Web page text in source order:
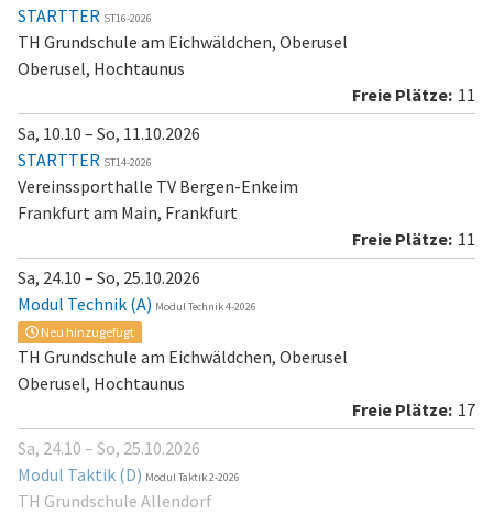
STARTTER ST16-2026
TH Grundschule am Eichwäldchen, Oberusel
Oberusel, Hochtaunus
11
Sa, 10.10 – So, 11.10.2026
STARTTER ST14-2026
Vereinssporthalle TV Bergen-Enkeim
Frankfurt am Main, Frankfurt
11
Sa, 24.10 – So, 25.10.2026
Modul Technik (A) Modul Technik 4-2026
Neu hinzugefügt
TH Grundschule am Eichwäldchen, Oberusel
Oberusel, Hochtaunus
17
Sa, 24.10 – So, 25.10.2026
Modul Taktik (D) Modul Taktik 2-2026
TH Grundschule Allendorf